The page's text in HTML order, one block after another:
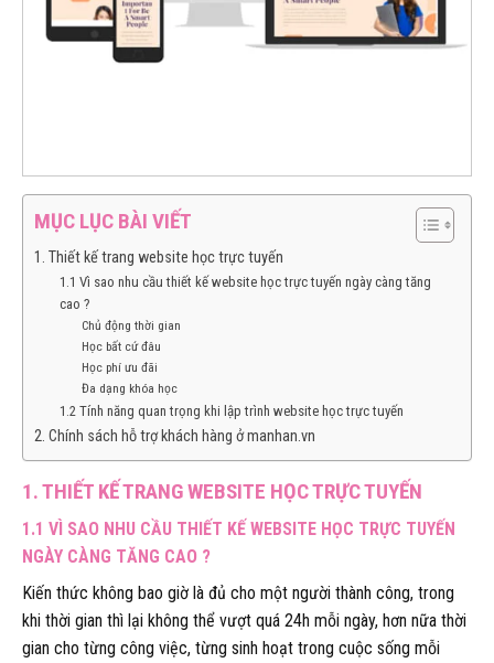
MỤC LỤC BÀI VIẾT
1. Thiết kế trang website học trực tuyến
1.1 Vì sao nhu cầu thiết kế website học trực tuyến ngày càng tăng
cao ?
Chủ động thời gian
Học bất cứ đâu
Học phí ưu đãi
Đa dạng khóa học
1.2 Tính năng quan trọng khi lập trình website học trực tuyến
2. Chính sách hỗ trợ khách hàng ở manhan.vn
1. THIẾT KẾ TRANG WEBSITE HỌC TRỰC TUYẾN
1.1 VÌ SAO NHU CẦU THIẾT KẾ WEBSITE HỌC TRỰC TUYẾN
NGÀY CÀNG TĂNG CAO ?
Kiến thức không bao giờ là đủ cho một người thành công, trong
khi thời gian thì lại không thể vượt quá 24h mỗi ngày, hơn nữa thời
gian cho từng công việc, từng sinh hoạt trong cuộc sống mỗi